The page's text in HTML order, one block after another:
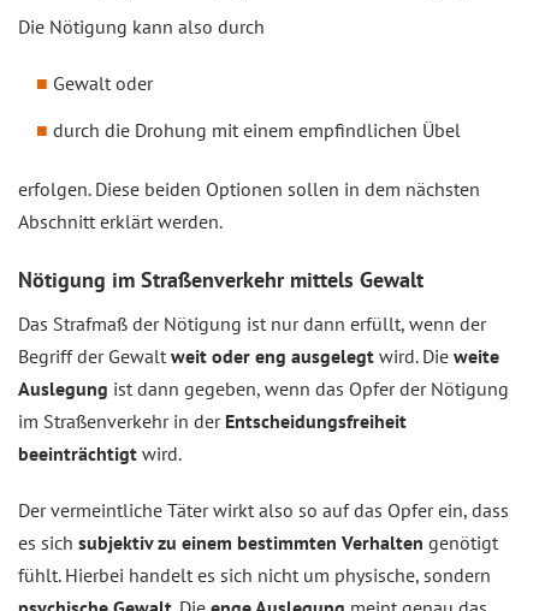
Die Nötigung kann also durch
Gewalt oder
durch die Drohung mit einem empfindlichen Übel
erfolgen. Diese beiden Optionen sollen in dem nächsten
Abschnitt erklärt werden.
Nötigung im Straßenverkehr mittels Gewalt
Das Strafmaß der Nötigung ist nur dann erfüllt, wenn der
Begriff der Gewalt weit oder eng ausgelegt wird. Die weite
Auslegung ist dann gegeben, wenn das Opfer der Nötigung
im Straßenverkehr in der Entscheidungsfreiheit
beeinträchtigt wird.
Der vermeintliche Täter wirkt also so auf das Opfer ein, dass
es sich subjektiv zu einem bestimmten Verhalten genötigt
fühlt. Hierbei handelt es sich nicht um physische, sondern